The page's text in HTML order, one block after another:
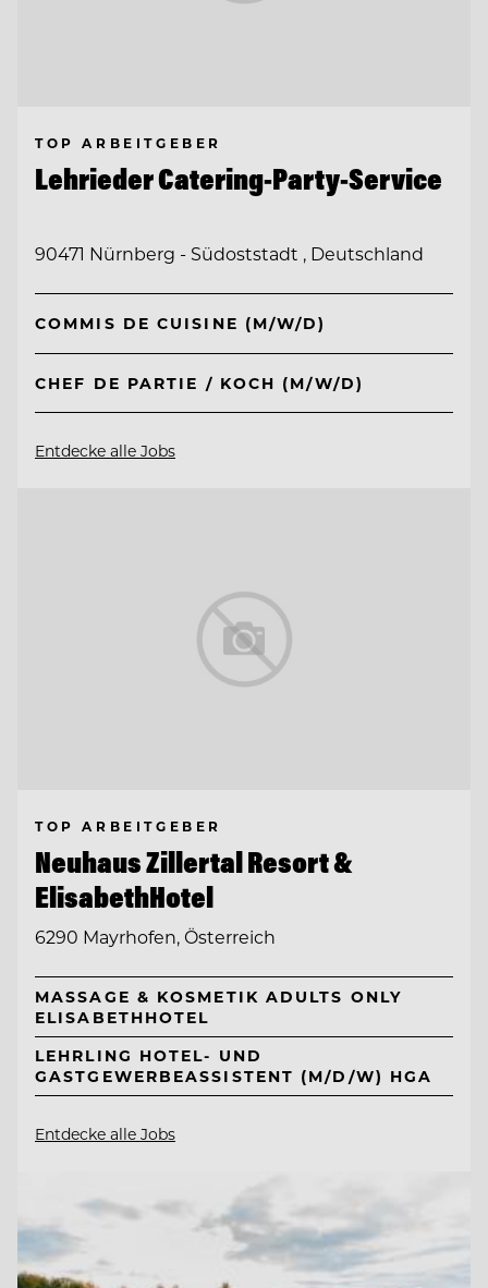
TOP ARBEITGEBER
Lehrieder Catering-Party-Service
90471 Nürnberg - Südoststadt , Deutschland
COMMIS DE CUISINE (M/W/D)
CHEF DE PARTIE / KOCH (M/W/D)
Entdecke alle Jobs
TOP ARBEITGEBER
Neuhaus Zillertal Resort &
ElisabethHotel
6290 Mayrhofen, Österreich
MASSAGE & KOSMETIK ADULTS ONLY
ELISABETHHOTEL
LEHRLING HOTEL- UND
GASTGEWERBEASSISTENT (M/D/W) HGA
Entdecke alle Jobs